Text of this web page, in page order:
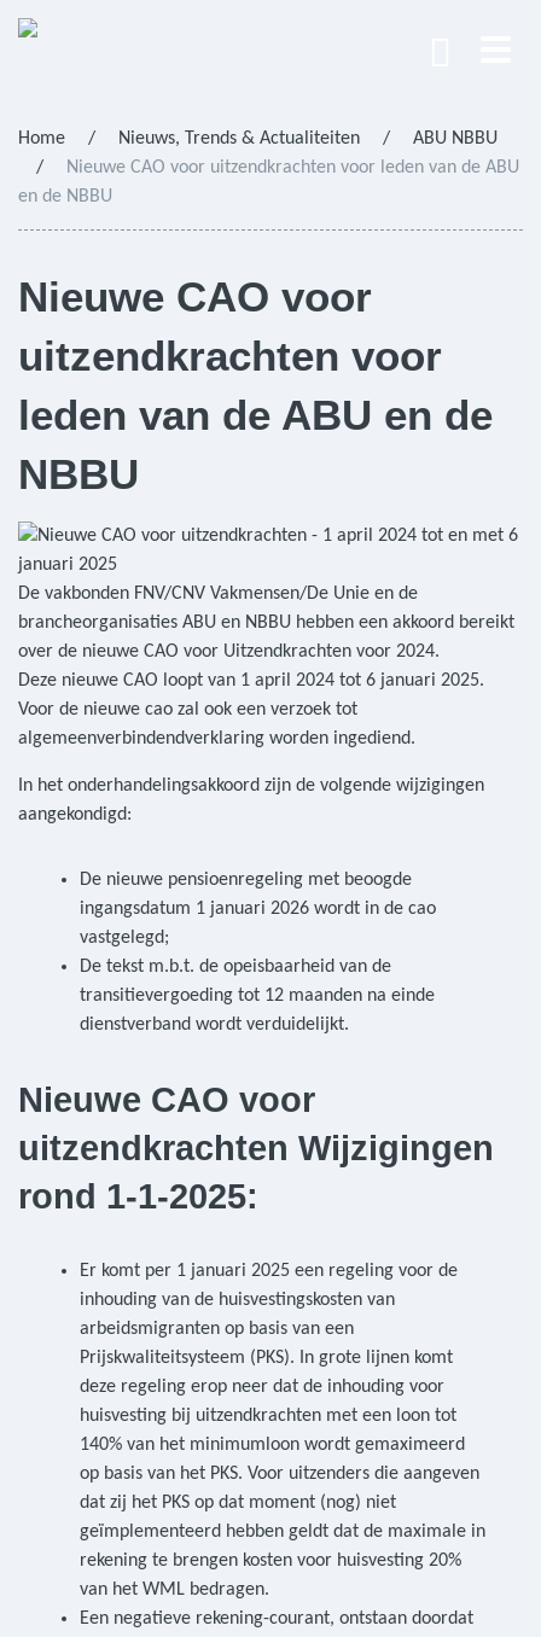
Home / Nieuws, Trends & Actualiteiten /
ABU NBBU
/
Nieuwe CAO voor uitzendkrachten voor leden van de ABU
en de NBBU
Nieuwe CAO voor
uitzendkrachten voor
leden van de ABU en de
NBBU
De vakbonden FNV/CNV Vakmensen/De Unie en de
brancheorganisaties ABU en NBBU hebben een akkoord bereikt
over de nieuwe CAO voor Uitzendkrachten voor 2024.
Deze nieuwe CAO loopt van 1 april 2024 tot 6 januari 2025.
Voor de nieuwe cao zal ook een verzoek tot
algemeenverbindendverklaring worden ingediend.
In het onderhandelingsakkoord zijn de volgende wijzigingen
aangekondigd:
De nieuwe pensioenregeling met beoogde
ingangsdatum 1 januari 2026 wordt in de cao
vastgelegd;
De tekst m.b.t. de opeisbaarheid van de
transitievergoeding tot 12 maanden na einde
dienstverband wordt verduidelijkt.
Nieuwe CAO voor
uitzendkrachten Wijzigingen
rond 1-1-2025:
Er komt per 1 januari 2025 een regeling voor de
inhouding van de huisvestingskosten van
arbeidsmigranten op basis van een
Prijskwaliteitsysteem (PKS). In grote lijnen komt
deze regeling erop neer dat de inhouding voor
huisvesting bij uitzendkrachten met een loon tot
140% van het minimumloon wordt gemaximeerd
op basis van het PKS. Voor uitzenders die aangeven
dat zij het PKS op dat moment (nog) niet
geïmplementeerd hebben geldt dat de maximale in
rekening te brengen kosten voor huisvesting 20%
van het WML bedragen.
Een negatieve rekening-courant, ontstaan doordat